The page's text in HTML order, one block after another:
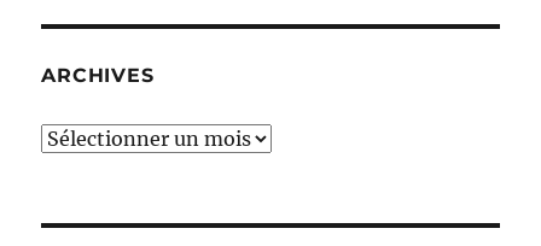
ARCHIVES
ARCHIVES